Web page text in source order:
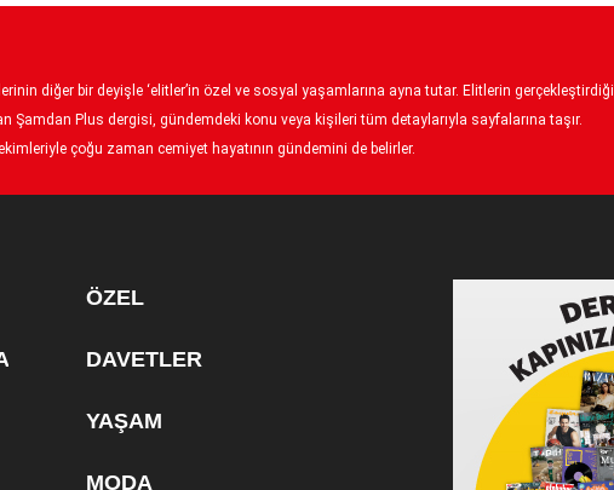
diğer bir deyişle ‘elitler’in özel ve sosyal yaşamlarına ayna tutar. Elitlerin gerçekleştirdiği
Şamdan Plus dergisi, gündemdeki konu veya kişileri tüm detaylarıyla sayfalarına taşır.
çoğu zaman cemiyet hayatının gündemini de belirler.
ÖZEL
DAVETLER
YAŞAM
MODA